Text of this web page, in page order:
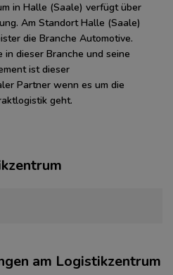
in Halle (Saale) verfügt über
Am Standort Halle (Saale)
die Branche Automotive.
in dieser Branche und seine
ist dieser
Partner wenn es um die
geht.
am Logistikzentrum